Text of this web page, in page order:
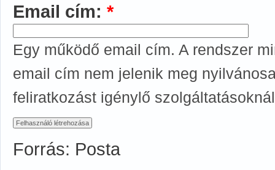
Email cím: *
Egy működő email cím. A rendszer
email cím nem jelenik meg
feliratkozást igénylő
Forrás: Posta